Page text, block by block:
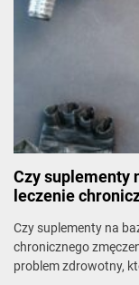
Czy suplementy
leczenie
Czy suplementy na
chronicznego
problem zdrowotny,